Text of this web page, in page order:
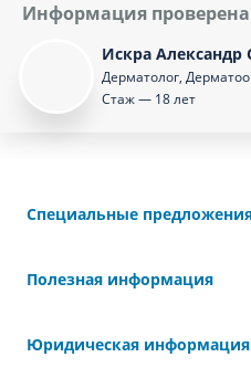
Информация
Искра Александр
Дерматолог,
Стаж — 18 лет
Специальные
Полезная информация
Юридическая информация